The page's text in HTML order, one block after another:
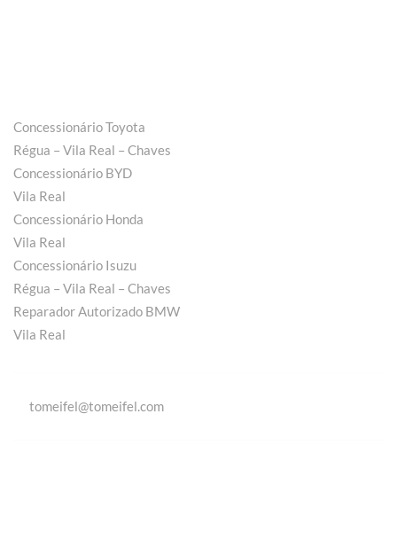
Concessionário Toyota
Régua – Vila Real – Chaves
Concessionário BYD
Vila Real
Concessionário Honda
Vila Real
Concessionário Isuzu
Régua – Vila Real – Chaves
Reparador Autorizado BMW
Vila Real
tomeifel@tomeifel.com